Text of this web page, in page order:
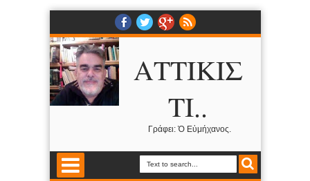
ΑΤΤΙΚΙΣ
ΤΙ..
Γράφει: Ὁ Εὐμήχανος.